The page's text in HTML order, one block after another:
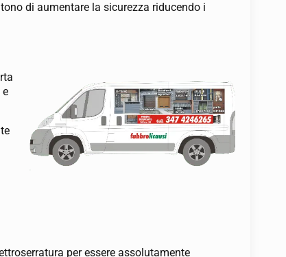
di aumentare la sicurezza riducendo i
e
per essere assolutamente